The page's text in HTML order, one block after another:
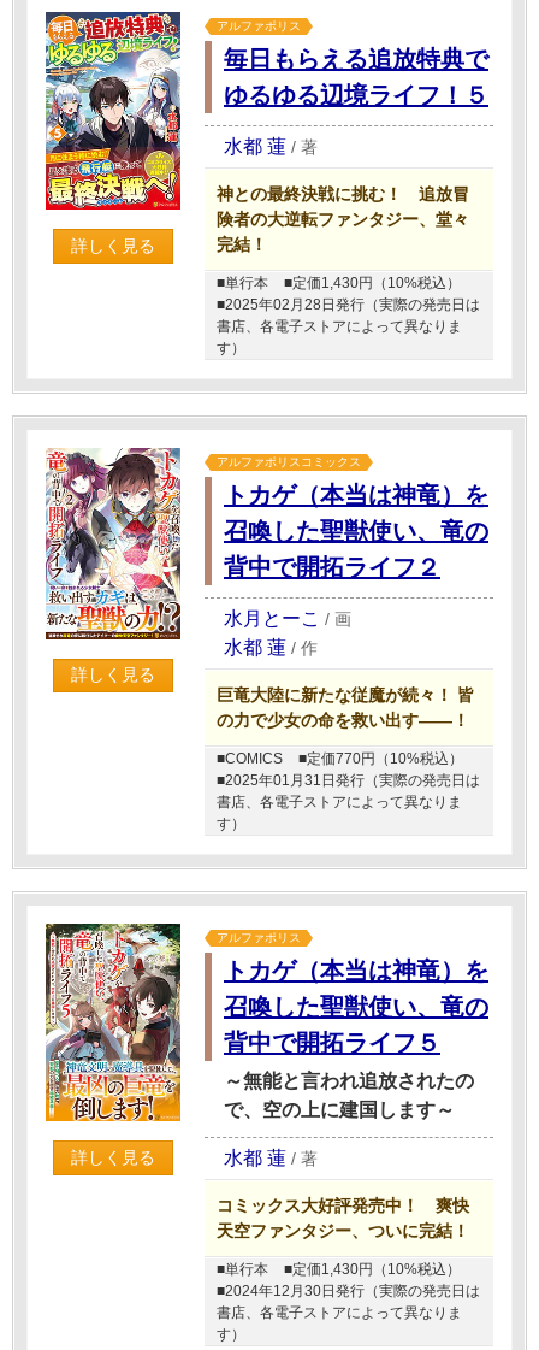
詳しく見る
アルファポリス
毎日もらえる追放特典で
ゆるゆる辺境ライフ！５
水都 蓮 / 著
神との最終決戦に挑む！ 追放冒
険者の大逆転ファンタジー、堂々
完結！
■単行本
■定価1,430円（10%税込）
■2025年02月28日発行（実際の発売日は
書店、各電子ストアによって異なりま
す）
詳しく見る
アルファポリスコミックス
トカゲ（本当は神竜）を
召喚した聖獣使い、竜の
背中で開拓ライフ２
水月とーこ / 画
水都 蓮 / 作
巨竜大陸に新たな従魔が続々！ 皆
の力で少女の命を救い出す――！
■COMICS
■定価770円（10%税込）
■2025年01月31日発行（実際の発売日は
書店、各電子ストアによって異なりま
す）
詳しく見る
アルファポリス
トカゲ（本当は神竜）を
召喚した聖獣使い、竜の
背中で開拓ライフ５
～無能と言われ追放されたの
で、空の上に建国します～
水都 蓮 / 著
コミックス大好評発売中！ 爽快
天空ファンタジー、ついに完結！
■単行本
■定価1,430円（10%税込）
■2024年12月30日発行（実際の発売日は
書店、各電子ストアによって異なりま
す）